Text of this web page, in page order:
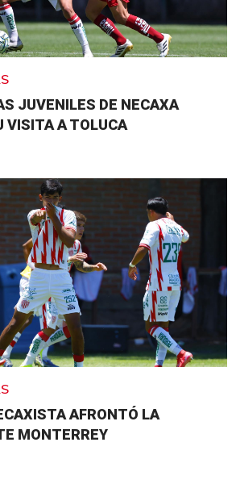
JUVENILES DE NECAXA
VISITA A TOLUCA
AFRONTÓ LA
MONTERREY